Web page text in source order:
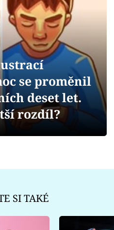
se proměnil
deset let.
rozdíl?
SI TAKÉ